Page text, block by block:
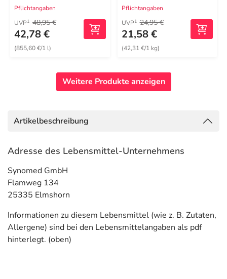
Pflichtangaben
UVP1 48,95 €
42,78 €
(855,60 €/1 l)
Pflichtangaben
UVP1 24,95 €
21,58 €
(42,31 €/1 kg)
Weitere Produkte anzeigen
Artikelbeschreibung
Adresse des Lebensmittel-Unternehmens
Synomed GmbH
Flamweg 134
25335 Elmshorn
Informationen zu diesem Lebensmittel (wie z. B. Zutaten,
Allergene) sind bei den Lebensmittelangaben als pdf
hinterlegt. (oben)